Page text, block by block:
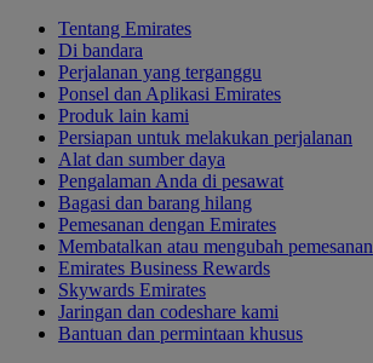
Tentang Emirates
Di bandara
Perjalanan yang terganggu
Ponsel dan Aplikasi Emirates
Produk lain kami
Persiapan untuk melakukan perjalanan
Alat dan sumber daya
Pengalaman Anda di pesawat
Bagasi dan barang hilang
Pemesanan dengan Emirates
Membatalkan atau mengubah pemesanan
Emirates Business Rewards
Skywards Emirates
Jaringan dan codeshare kami
Bantuan dan permintaan khusus